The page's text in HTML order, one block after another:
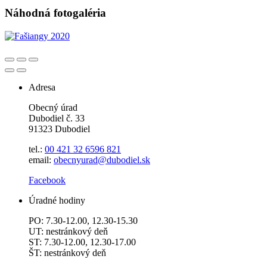
Náhodná fotogaléria
Adresa
Obecný úrad
Dubodiel č. 33
91323 Dubodiel
tel.: 00 421 32 6596 821
email: obecnyurad@dubodiel.sk
Facebook
Úradné hodiny
PO: 7.30-12.00, 12.30-15.30
UT: nestránkový deň
ST: 7.30-12.00, 12.30-17.00
ŠT: nestránkový deň